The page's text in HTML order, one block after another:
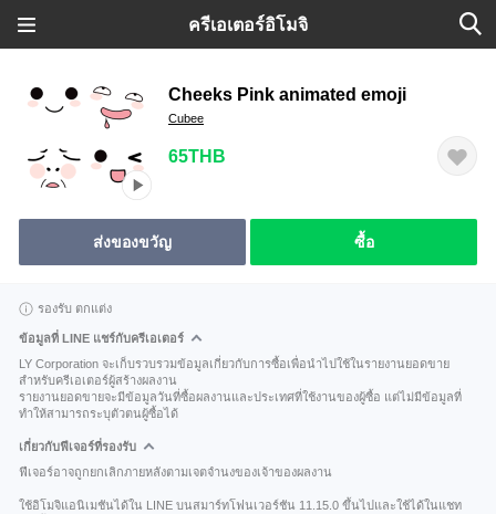
ครีเอเตอร์อิโมจิ
Cheeks Pink animated emoji
Cubee
65THB
ส่งของขวัญ ซื้อ
รองรับ ตกแต่ง
ข้อมูลที่ LINE แชร์กับครีเอเตอร์
LY Corporation จะเก็บรวบรวมข้อมูลเกี่ยวกับการซื้อเพื่อนำไปใช้ในรายงานยอดขาย
สำหรับครีเอเตอร์ผู้สร้างผลงาน
รายงานยอดขายจะมีข้อมูลวันที่ซื้อผลงานและประเทศที่ใช้งานของผู้ซื้อ แต่ไม่มีข้อมูลที่
ทำให้สามารถระบุตัวตนผู้ซื้อได้
เกี่ยวกับฟีเจอร์ที่รองรับ
ฟีเจอร์อาจถูกยกเลิกภายหลังตามเจตจำนงของเจ้าของผลงาน
ใช้อิโมจิแอนิเมชันได้ใน LINE บนสมาร์ทโฟนเวอร์ชัน 11.15.0 ขึ้นไปและใช้ได้ในแชท